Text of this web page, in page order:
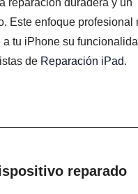
reparación duradera y un
Este enfoque profesional
a tu iPhone su
de Reparación iPad.
reparado